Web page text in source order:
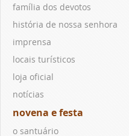
família dos devotos
história de nossa senhora
imprensa
locais turísticos
loja oficial
notícias
novena e festa
o santuário